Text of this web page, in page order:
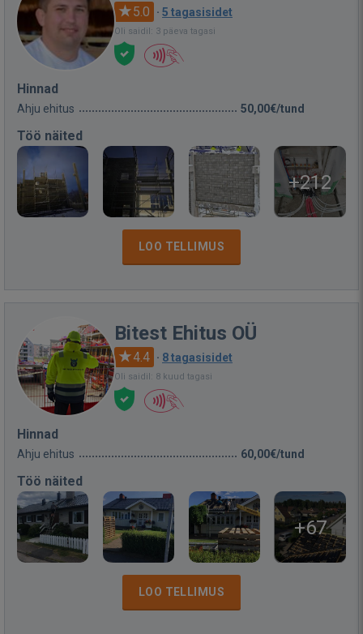
5.0 · 5 tagasisidet
Oli saidil: 3 päeva tagasi
Hinnad
Ahju ehitus 50,00€/tund
Töö näited
+212
LOO TELLIMUS
Bitest Ehitus OÜ
4.4 · 8 tagasisidet
Oli saidil: 8 kuud tagasi
Hinnad
Ahju ehitus 60,00€/tund
Töö näited
+67
LOO TELLIMUS